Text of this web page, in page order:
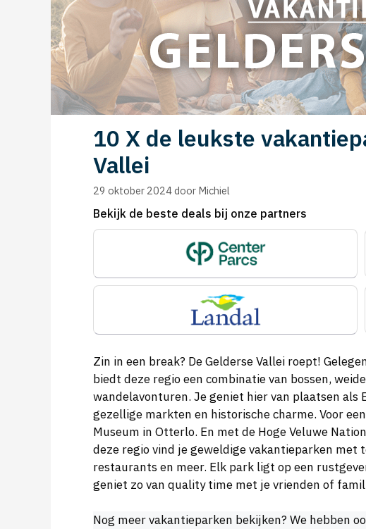
10 X de leukste
Vallei
29 oktober 2024door Michiel
Bekijk de beste deals bij onze partners
Zin in een break? De Gelderse Vallei roept!
biedt deze regio een combinatie van bossen,
wandelavonturen. Je geniet hier van plaatsen als
gezellige markten en historische charme. Voor
Museum in Otterlo. En met de Hoge Veluwe
deze regio vind je geweldige vakantieparken
restaurants en meer. Elk park ligt op een
geniet zo van quality time met je vrienden of
Nog meer vakantieparken bekijken? We hebben